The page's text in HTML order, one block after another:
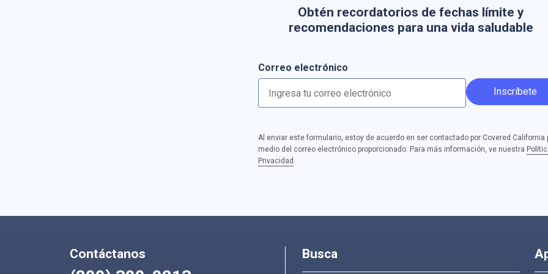
Obtén recordatorios de fechas límite y
recomendaciones para una vida saludable
Correo electrónico
Inscríbete
Al enviar este formulario, estoy de acuerdo en ser contactado por Covered California
medio del correo electrónico proporcionado. Para más información, ve nuestra
Privacidad .
Contáctanos Busca